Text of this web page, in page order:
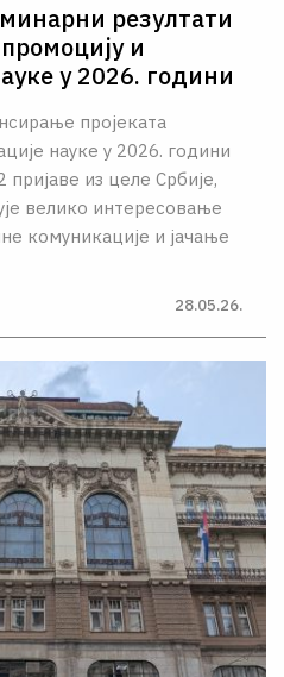
резултати
и
у 2026. години
пројеката
науке у 2026. години
пријаве из целе Србије,
велико интересовање
комуникације и јачање
28.05.26.